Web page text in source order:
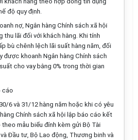
độ quy định.
nợ, Ngân hàng Chính sách xã hội
thu lãi đối với khách hàng. Khi tính
bù chênh lệch lãi suất hàng năm, đối
được khoanh Ngân hàng Chính sách
cho vay bằng 0% trong thời gian
cáo
6 và 31/12 hàng năm hoặc khi có yêu
Chính sách xã hội lập báo cáo kết
theo mẫu biểu đính kèm gửi Bộ Tài
Đầu tư, Bộ Lao động, Thương binh và